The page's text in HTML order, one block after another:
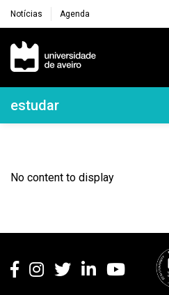
Notícias Agenda
Navegação Principal
Navegação Lateral
estudar
No content to display